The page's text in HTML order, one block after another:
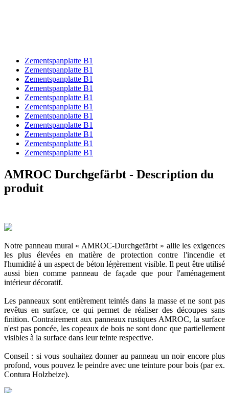
Zementspanplatte B1
Zementspanplatte B1
Zementspanplatte B1
Zementspanplatte B1
Zementspanplatte B1
Zementspanplatte B1
Zementspanplatte B1
Zementspanplatte B1
Zementspanplatte B1
Zementspanplatte B1
Zementspanplatte B1
AMROC Durchgefärbt - Description du
produit
Notre panneau mural « AMROC-Durchgefärbt » allie les exigences
les plus élevées en matière de protection contre l'incendie et
l'humidité à un aspect de béton légèrement visible. Il peut être utilisé
aussi bien comme panneau de façade que pour l'aménagement
intérieur décoratif.
Les panneaux sont entièrement teintés dans la masse et ne sont pas
revêtus en surface, ce qui permet de réaliser des découpes sans
finition. Contrairement aux panneaux rustiques AMROC, la surface
n'est pas poncée, les copeaux de bois ne sont donc que partiellement
visibles à la surface dans leur teinte respective.
Conseil : si vous souhaitez donner au panneau un noir encore plus
profond, vous pouvez le peindre avec une teinture pour bois (par ex.
Contura Holzbeize).